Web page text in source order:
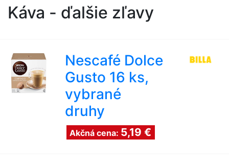
Káva - ďalšie zľavy
Nescafé Dolce
Gusto 16 ks,
vybrané
druhy
Akčná cena: 5,19 €